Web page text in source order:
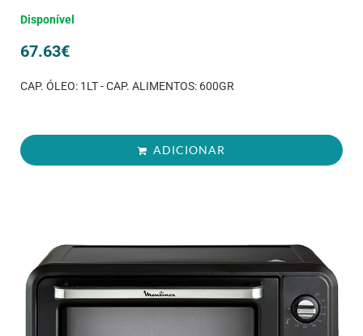
Disponível
67.63€
CAP. ÓLEO: 1LT - CAP. ALIMENTOS: 600GR
ADICIONAR